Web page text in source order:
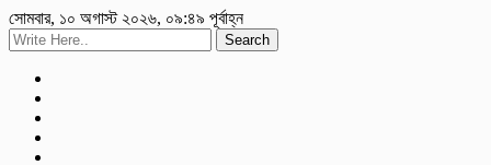
সোমবার, ১০ অগাস্ট ২০২৬, ০৯:৪৯ পূর্বাহ্ন
Search